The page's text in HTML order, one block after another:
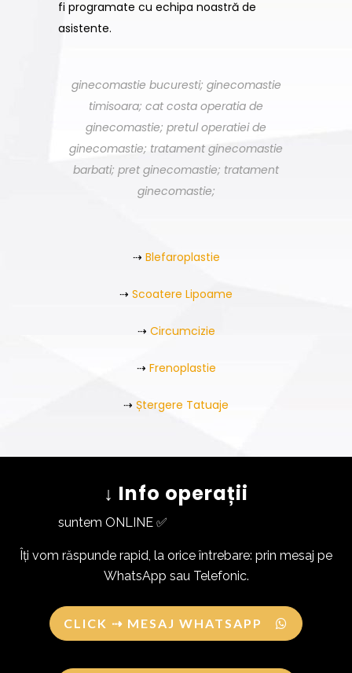
fi programate cu echipa noastră de
asistente.
ginecomastie bucuresti; ginecomastie
timisoara; cat costa operatia de
ginecomastie; pretul operatiei de
ginecomastie; tratament ginecomastie
barbati; pret ginecomastie; tratament
ginecomastie;
⇢ Blefaroplastie
⇢ Scoatere Lipoame
⇢ Circumcizie
⇢ Frenoplastie
⇢ Ștergere Tatuaje
↓ Info operații
suntem ONLINE ✅
Îți vom răspunde rapid, la orice întrebare: prin mesaj pe
WhatsApp sau Telefonic.
CLICK ⇢ MESAJ WHATSAPP